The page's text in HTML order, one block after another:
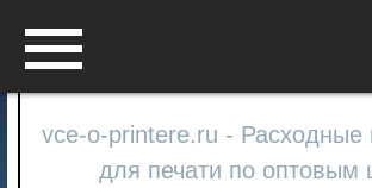
vce-o-printere.ru - Расходные
для печати по оптовым